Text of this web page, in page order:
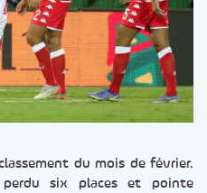
du mois de février.
six places et pointe